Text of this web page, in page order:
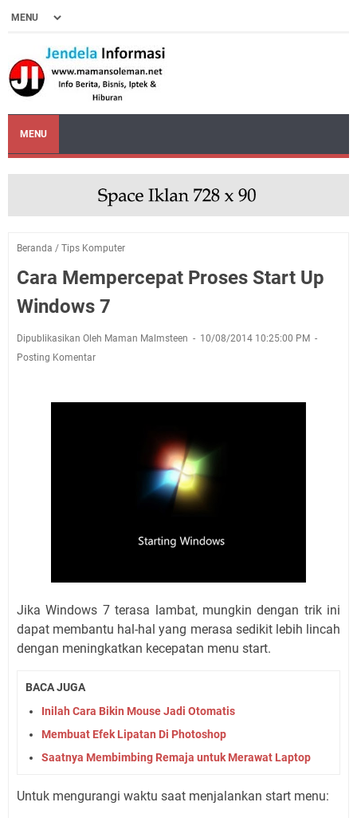
MENU
Beranda / Tips Komputer
Cara Mempercepat Proses Start Up
Windows 7
Dipublikasikan Oleh Maman Malmsteen
10/08/2014 10:25:00 PM
Posting Komentar
Jika Windows 7 terasa lambat, mungkin dengan trik ini
dapat membantu hal-hal yang merasa sedikit lebih lincah
dengan meningkatkan kecepatan menu start.
BACA JUGA
Inilah Cara Bikin Mouse Jadi Otomatis
Membuat Efek Lipatan Di Photoshop
Saatnya Membimbing Remaja untuk Merawat Laptop
Untuk mengurangi waktu saat menjalankan start menu: